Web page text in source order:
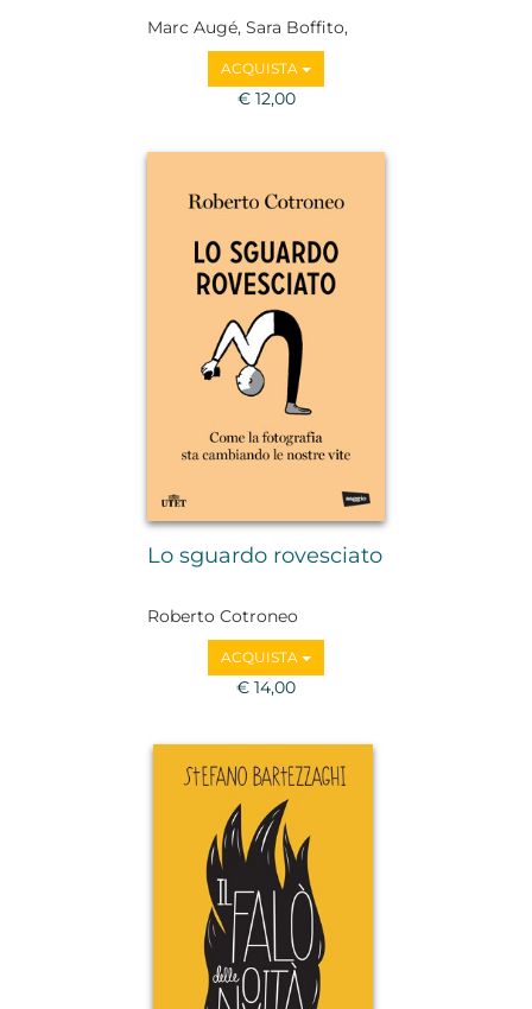
Marc Augé, Sara Boffito,
Felice Cimatti, Giuseppe
Civitarese, Adriano Favole,
Alessandro Mendini, Daniel
ACQUISTA
€ 12,00
Lo sguardo rovesciato
Roberto Cotroneo
ACQUISTA
€ 14,00